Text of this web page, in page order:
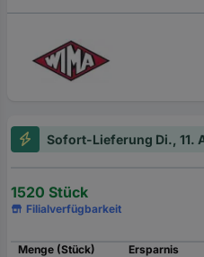
Sofort-Lieferung Di., 11.
1520 Stück
Filialverfügbarkeit
Menge (Stück)
Ersparnis